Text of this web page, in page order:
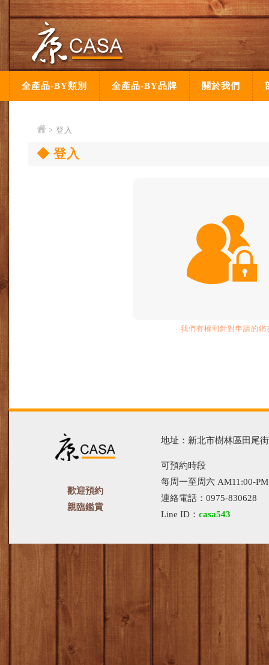
全產品-BY類別 全產品-BY品牌 關於我們
> 登入
登入
我們有權利針對申請的
歡迎預約
親臨鑑賞
地址：新北市樹林區田尾
可預約時段
每周一至周六 AM11:00-
連絡電話：0975-830628
Line ID： casa543